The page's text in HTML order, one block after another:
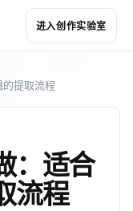
进入创作实验室
提取流程
：适合
流程